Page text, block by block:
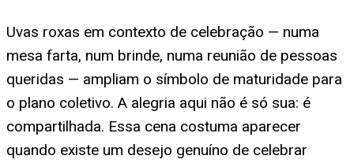
Uvas roxas em contexto de celebração — numa
mesa farta, num brinde, numa reunião de pessoas
queridas — ampliam o símbolo de maturidade para
o plano coletivo. A alegria aqui não é só sua: é
compartilhada. Essa cena costuma aparecer
quando existe um desejo genuíno de celebrar